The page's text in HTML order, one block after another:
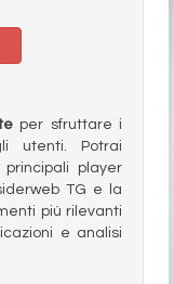
per sfruttare i
utenti. Potrai
player
TG e la
più rilevanti
e analisi